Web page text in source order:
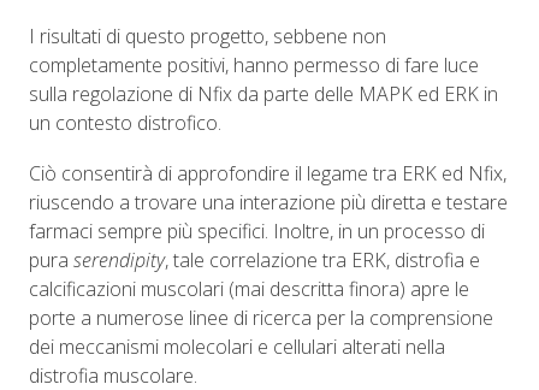
I risultati di questo progetto, sebbene non
completamente positivi, hanno permesso di fare luce
sulla regolazione di Nfix da parte delle MAPK ed ERK in
un contesto distrofico.
Ciò consentirà di approfondire il legame tra ERK ed Nfix,
riuscendo a trovare una interazione più diretta e testare
farmaci sempre più specifici. Inoltre, in un processo di
pura serendipity, tale correlazione tra ERK, distrofia e
calcificazioni muscolari (mai descritta finora) apre le
porte a numerose linee di ricerca per la comprensione
dei meccanismi molecolari e cellulari alterati nella
distrofia muscolare.